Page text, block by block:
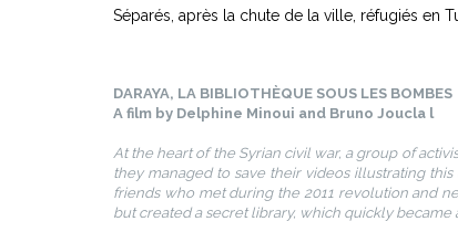
Séparés, après la chute de la ville, réfugiés en
DARAYA, LA BIBLIOTHÈQUE SOUS LES BOMBES
A film by Delphine Minoui and Bruno Joucla l
At the heart of the Syrian civil war, a group of
they managed to save their videos illustrating
friends who met during the 2011 revolution and
but created a secret library, which quickly